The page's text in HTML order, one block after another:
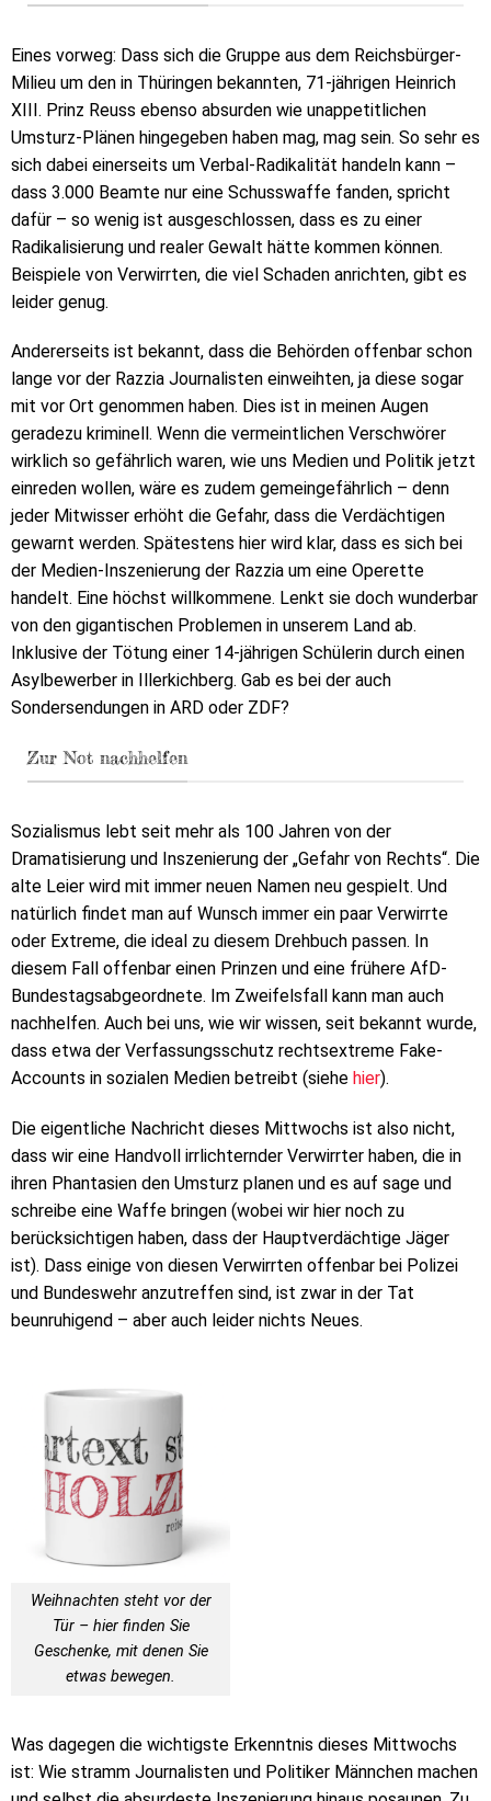
Eines vorweg: Dass sich die Gruppe aus dem Reichsbürger-
Milieu um den in Thüringen bekannten, 71-jährigen Heinrich
XIII. Prinz Reuss ebenso absurden wie unappetitlichen
Umsturz-Plänen hingegeben haben mag, mag sein. So sehr es
sich dabei einerseits um Verbal-Radikalität handeln kann –
dass 3.000 Beamte nur eine Schusswaffe fanden, spricht
dafür – so wenig ist ausgeschlossen, dass es zu einer
Radikalisierung und realer Gewalt hätte kommen können.
Beispiele von Verwirrten, die viel Schaden anrichten, gibt es
leider genug.
Andererseits ist bekannt, dass die Behörden offenbar schon
lange vor der Razzia Journalisten einweihten, ja diese sogar
mit vor Ort genommen haben. Dies ist in meinen Augen
geradezu kriminell. Wenn die vermeintlichen Verschwörer
wirklich so gefährlich waren, wie uns Medien und Politik jetzt
einreden wollen, wäre es zudem gemeingefährlich – denn
jeder Mitwisser erhöht die Gefahr, dass die Verdächtigen
gewarnt werden. Spätestens hier wird klar, dass es sich bei
der Medien-Inszenierung der Razzia um eine Operette
handelt. Eine höchst willkommene. Lenkt sie doch wunderbar
von den gigantischen Problemen in unserem Land ab.
Inklusive der Tötung einer 14-jährigen Schülerin durch einen
Asylbewerber in Illerkichberg. Gab es bei der auch
Sondersendungen in ARD oder ZDF?
Zur Not nachhelfen
Sozialismus lebt seit mehr als 100 Jahren von der
Dramatisierung und Inszenierung der „Gefahr von Rechts“. Die
alte Leier wird mit immer neuen Namen neu gespielt. Und
natürlich findet man auf Wunsch immer ein paar Verwirrte
oder Extreme, die ideal zu diesem Drehbuch passen. In
diesem Fall offenbar einen Prinzen und eine frühere AfD-
Bundestagsabgeordnete. Im Zweifelsfall kann man auch
nachhelfen. Auch bei uns, wie wir wissen, seit bekannt wurde,
dass etwa der Verfassungsschutz rechtsextreme Fake-
Accounts in sozialen Medien betreibt (siehe hier).
Die eigentliche Nachricht dieses Mittwochs ist also nicht,
dass wir eine Handvoll irrlichternder Verwirrter haben, die in
ihren Phantasien den Umsturz planen und es auf sage und
schreibe eine Waffe bringen (wobei wir hier noch zu
berücksichtigen haben, dass der Hauptverdächtige Jäger
ist). Dass einige von diesen Verwirrten offenbar bei Polizei
und Bundeswehr anzutreffen sind, ist zwar in der Tat
beunruhigend – aber auch leider nichts Neues.
Weihnachten steht vor der
Tür – hier finden Sie
Geschenke, mit denen Sie
etwas bewegen.
Was dagegen die wichtigste Erkenntnis dieses Mittwochs
ist: Wie stramm Journalisten und Politiker Männchen machen